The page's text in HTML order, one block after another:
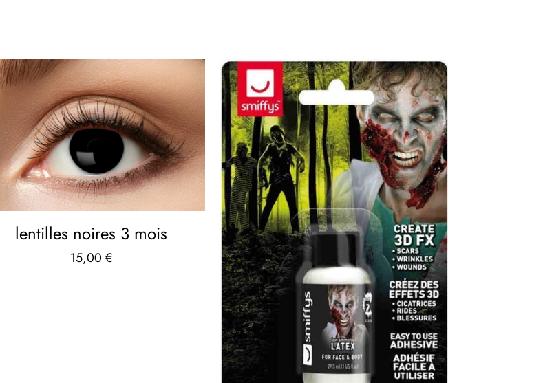
lentilles noires 3 mois
15,00 €